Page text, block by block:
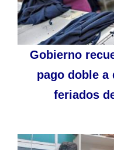
Gobierno
pago doble a
feriados